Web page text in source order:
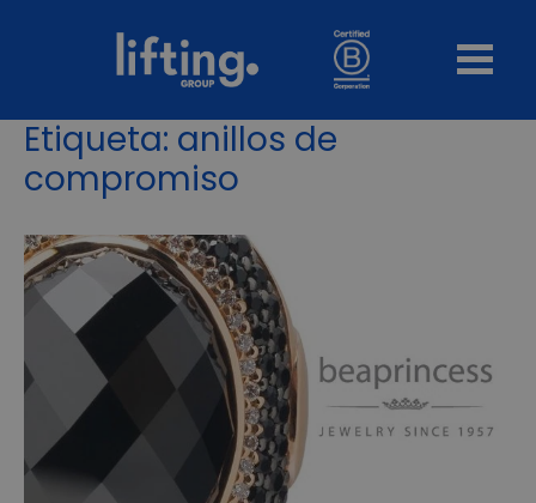
Etiqueta: anillos de
compromiso